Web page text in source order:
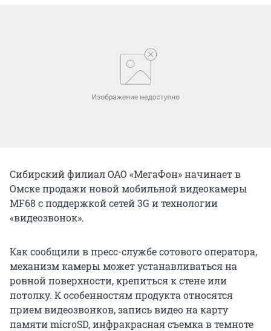
Сибирский филиал ОАО «МегаФон» начинает в
Омске продажи новой мобильной видеокамеры
MF68 с поддержкой сетей 3G и технологии
«видеозвонок».
Как сообщили в пресс-службе сотового оператора,
механизм камеры может устанавливаться на
ровной поверхности, крепиться к стене или
потолку. К особенностям продукта относятся
прием видеозвонков, запись видео на карту
памяти microSD, инфракрасная съемка в темноте